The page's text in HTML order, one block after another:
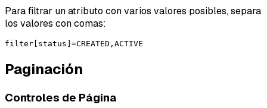
Para filtrar un atributo con varios valores posibles, separa
los valores con comas:
Paginación
Controles de Página